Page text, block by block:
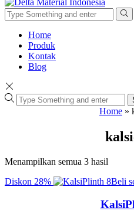
Home
Produk
Kontak
Blog
Home »
Menampilkan semua 3 hasil
Diskon 28% Beli